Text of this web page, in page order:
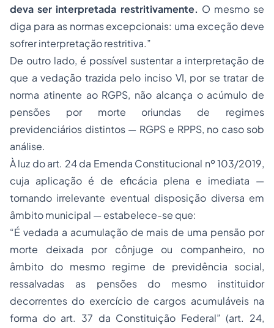
deva ser interpretada restritivamente. O mesmo se
diga para as normas excepcionais: uma exceção deve
sofrer interpretação restritiva.”
De outro lado, é possível sustentar a interpretação de
que a vedação trazida pelo inciso VI, por se tratar de
norma atinente ao RGPS, não alcança o acúmulo de
pensões por morte oriundas de regimes
previdenciários distintos — RGPS e RPPS, no caso sob
análise.
À luz do art. 24 da Emenda Constitucional nº 103/2019,
cuja aplicação é de eficácia plena e imediata —
tornando irrelevante eventual disposição diversa em
âmbito municipal — estabelece-se que:
“É vedada a acumulação de mais de uma pensão por
morte deixada por cônjuge ou companheiro, no
âmbito do mesmo regime de previdência social,
ressalvadas as pensões do mesmo instituidor
decorrentes do exercício de cargos acumuláveis na
forma do art. 37 da Constituição Federal” (art. 24,